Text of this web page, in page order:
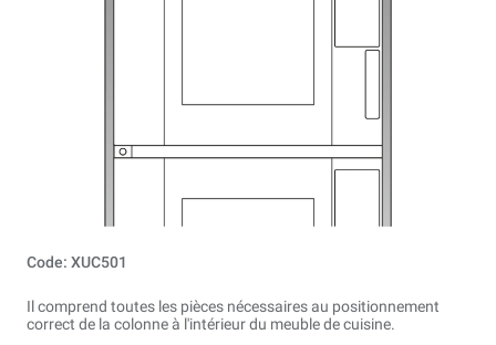
Code: XUC501
Il comprend toutes les pièces nécessaires au positionnement
correct de la colonne à l'intérieur du meuble de cuisine.